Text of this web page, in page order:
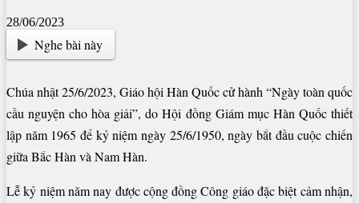
28/06/2023
Nghe bài này
Chúa nhật 25/6/2023, Giáo hội Hàn Quốc cử hành “Ngày toàn quốc
cầu nguyện cho hòa giải”, do Hội đồng Giám mục Hàn Quốc thiết
lập năm 1965 để kỷ niệm ngày 25/6/1950, ngày bắt đầu cuộc chiến
giữa Bắc Hàn và Nam Hàn.
Lễ kỷ niệm năm nay được cộng đồng Công giáo đặc biệt cảm nhận,